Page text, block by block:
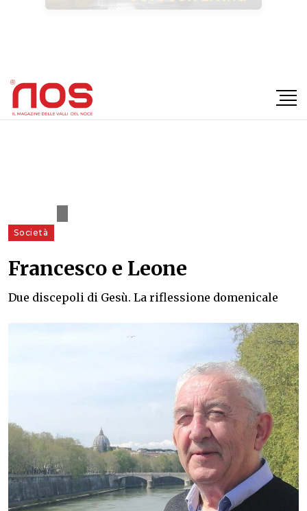
×
Società
Francesco e Leone
Due discepoli di Gesù. La riflessione domenicale